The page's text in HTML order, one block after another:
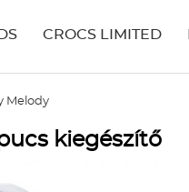
CROCS LIMITED
Melody
kiegészítő